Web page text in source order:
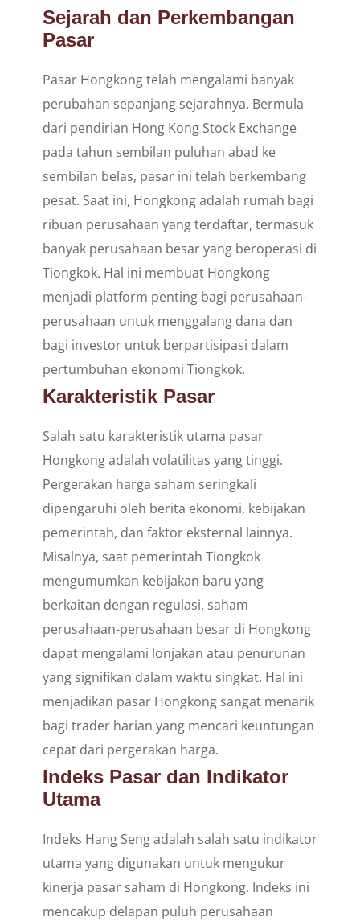
Sejarah dan Perkembangan
Pasar
Pasar Hongkong telah mengalami banyak
perubahan sepanjang sejarahnya. Bermula
dari pendirian Hong Kong Stock Exchange
pada tahun sembilan puluhan abad ke
sembilan belas, pasar ini telah berkembang
pesat. Saat ini, Hongkong adalah rumah bagi
ribuan perusahaan yang terdaftar, termasuk
banyak perusahaan besar yang beroperasi di
Tiongkok. Hal ini membuat Hongkong
menjadi platform penting bagi perusahaan-
perusahaan untuk menggalang dana dan
bagi investor untuk berpartisipasi dalam
pertumbuhan ekonomi Tiongkok.
Karakteristik Pasar
Salah satu karakteristik utama pasar
Hongkong adalah volatilitas yang tinggi.
Pergerakan harga saham seringkali
dipengaruhi oleh berita ekonomi, kebijakan
pemerintah, dan faktor eksternal lainnya.
Misalnya, saat pemerintah Tiongkok
mengumumkan kebijakan baru yang
berkaitan dengan regulasi, saham
perusahaan-perusahaan besar di Hongkong
dapat mengalami lonjakan atau penurunan
yang signifikan dalam waktu singkat. Hal ini
menjadikan pasar Hongkong sangat menarik
bagi trader harian yang mencari keuntungan
cepat dari pergerakan harga.
Indeks Pasar dan Indikator
Utama
Indeks Hang Seng adalah salah satu indikator
utama yang digunakan untuk mengukur
kinerja pasar saham di Hongkong. Indeks ini
mencakup delapan puluh perusahaan